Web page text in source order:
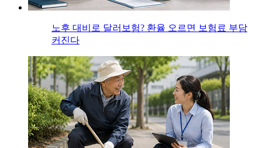
노후 대비로 달러보험? 환율 오르면 보험료 부담
커진다